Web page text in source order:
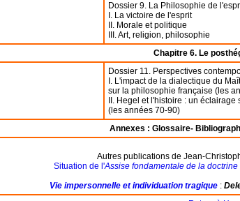
Dossier 9. La Philosophie de
I. La victoire de l'esprit
II. Morale et politique
III. Art, religion, philosophie
Chapitre 6. Le
Dossier 11. Perspectives
I. L'impact de la dialectique du
sur la philosophie française (les
II. Hegel et l'histoire : un éclairage
(les années 70-90)
Annexes : Glossaire-
Autres publications de Jean-
Situation de l'Assise fondamentale de la
Vie impersonnelle et individuation tragique: